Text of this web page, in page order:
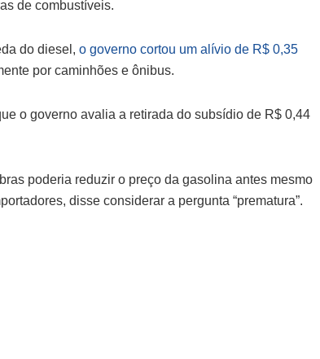
de combustíveis.
do diesel, o governo cortou um alívio de R$ 0,35
por caminhões e ônibus.
o governo avalia a retirada do subsídio de R$ 0,44
poderia reduzir o preço da gasolina antes mesmo
disse considerar a pergunta “prematura”.